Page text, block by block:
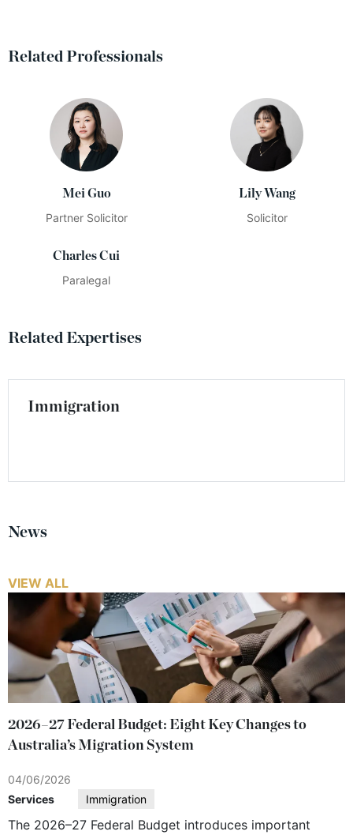
Related Professionals
Mei Guo
Partner Solicitor
Lily Wang
Solicitor
Charles Cui
Paralegal
Related Expertises
Immigration
News
VIEW ALL
2026–27 Federal Budget: Eight Key Changes to
Australia’s Migration System
04/06/2026
Services
Immigration
The 2026–27 Federal Budget introduces important